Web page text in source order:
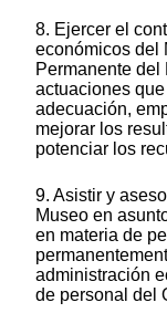
8. Ejercer el
económicos del
Permanente
actuaciones
adecuación,
mejorar los
potenciar los
9. Asistir y
Museo en
en materia de
administración
de personal del